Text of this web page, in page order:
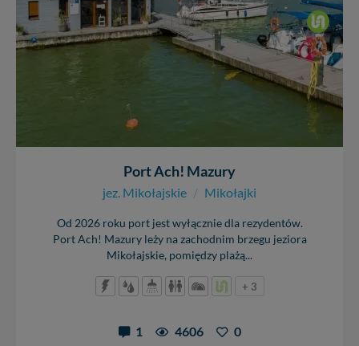
Port Ach! Mazury
jez. Mikołajskie / Mikołajki
Od 2026 roku port jest wyłącznie dla rezydentów.
Port Ach! Mazury leży na zachodnim brzegu jeziora
Mikołajskie, pomiędzy plażą...
+ 3
1 4606 0